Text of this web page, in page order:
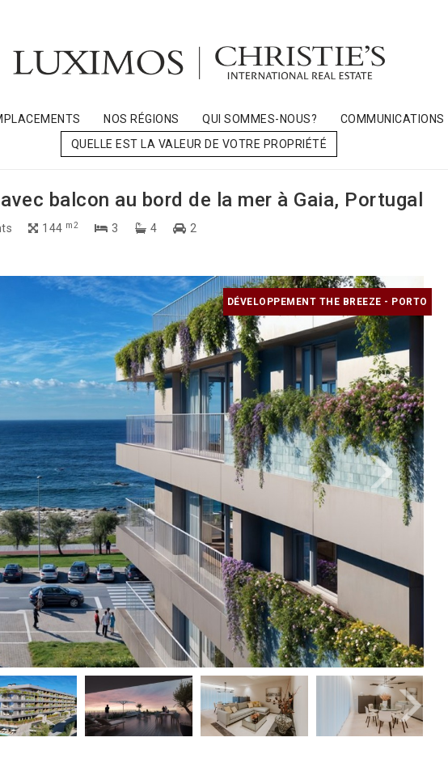
NOS RÉGIONS QUI SOMMES-NOUS? COMMUNICATIONS
QUELLE EST LA VALEUR DE VOTRE PROPRIÉTÉ
balcon au bord de la mer à Gaia, Portugal
144 m2 3 4 2
DÉVELOPPEMENT THE BREEZE - PORTO